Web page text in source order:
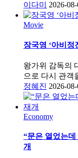
이다미
2026-
Movie
장국영 ‘아비정
왕가위 감독의
으로 다시 관객
정혜진 2026-
Economy
“문은 열었는
개